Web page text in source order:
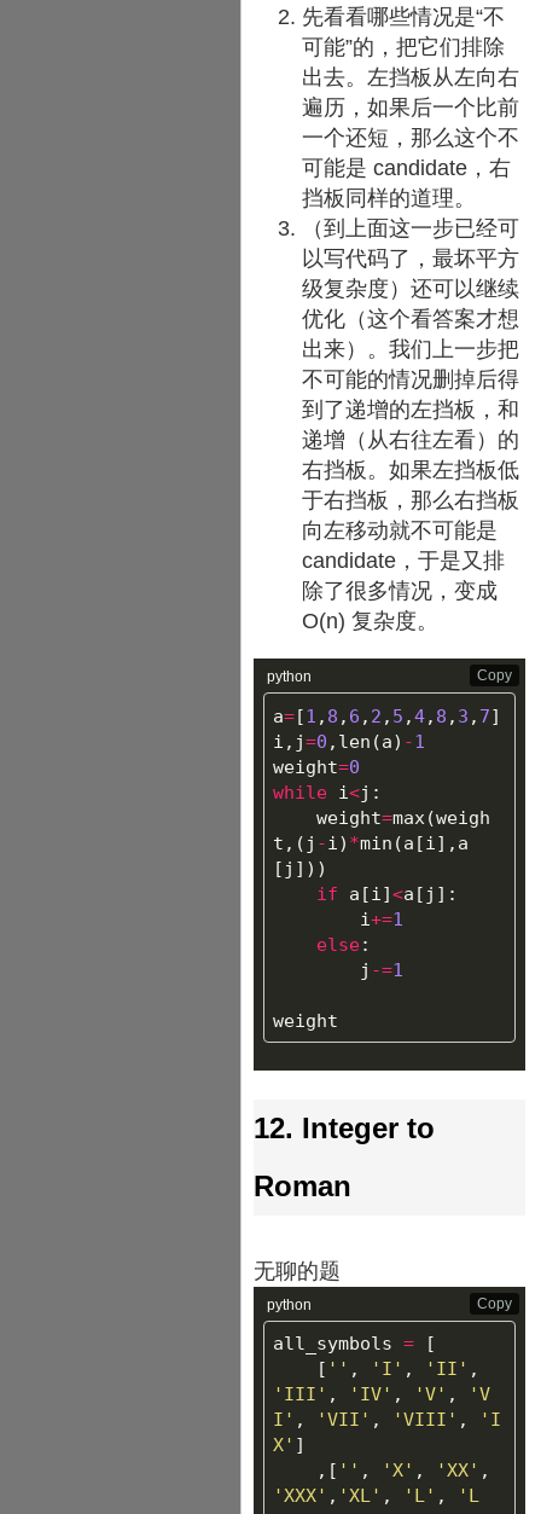
先看看哪些情况是“不
可能”的，把它们排除
出去。左挡板从左向右
遍历，如果后一个比前
一个还短，那么这个不
可能是 candidate，右
挡板同样的道理。
（到上面这一步已经可
以写代码了，最坏平方
级复杂度）还可以继续
优化（这个看答案才想
出来）。我们上一步把
不可能的情况删掉后得
到了递增的左挡板，和
递增（从右往左看）的
右挡板。如果左挡板低
于右挡板，那么右挡板
向左移动就不可能是
candidate，于是又排
除了很多情况，变成
O(n) 复杂度。
a=[1 , 8 , 6 , 2 , 5 ,4, 8 , 3 , 7]
i , j=0 , len (a) -1
weight=0
while i<j :
weight=max (weigh
t ,( j -i ) *min (a [i ], a
[ j ]))
if
a [i ]<a [ j ]:
i+=1
else:
j -=1
weight
python Copy
12. Integer to
Roman
无聊的题
all_symbols =
[
[ '' , 'I' , 'II' ,
'III' , 'IV' , 'V' ,
'V
I' , 'VII' , 'VIII' ,
'I
X' ]
,[ '' , 'X' , 'XX' ,
'XXX' , 'XL' , 'L' ,
'L
python Copy